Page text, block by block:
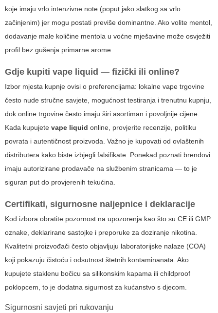
koje imaju vrlo intenzivne note (poput jako slatkog sa vrlo
začinjenim) jer mogu postati previše dominantne. Ako volite mentol,
dodavanje male količine mentola u voćne mješavine može osvježiti
profil bez gušenja primarne arome.
Gdje kupiti vape liquid — fizički ili online?
Izbor mjesta kupnje ovisi o preferencijama: lokalne vape trgovine
često nude stručne savjete, mogućnost testiranja i trenutnu kupnju,
dok online trgovine često imaju širi asortiman i povoljnije cijene.
Kada kupujete vape liquid online, provjerite recenzije, politiku
povrata i autentičnost proizvoda. Važno je kupovati od ovlaštenih
distributera kako biste izbjegli falsifikate. Ponekad poznati brendovi
imaju autorizirane prodavače na službenim stranicama — to je
siguran put do provjerenih tekućina.
Certifikati, sigurnosne naljepnice i deklaracije
Kod izbora obratite pozornost na upozorenja kao što su CE ili GMP
oznake, deklarirane sastojke i preporuke za doziranje nikotina.
Kvalitetni proizvođači često objavljuju laboratorijske nalaze (COA)
koji pokazuju čistoću i odsutnost štetnih kontaminanata. Ako
kupujete staklenu bočicu sa silikonskim kapama ili childproof
poklopcem, to je dodatna sigurnost za kućanstvo s djecom.
Sigurnosni savjeti pri rukovanju